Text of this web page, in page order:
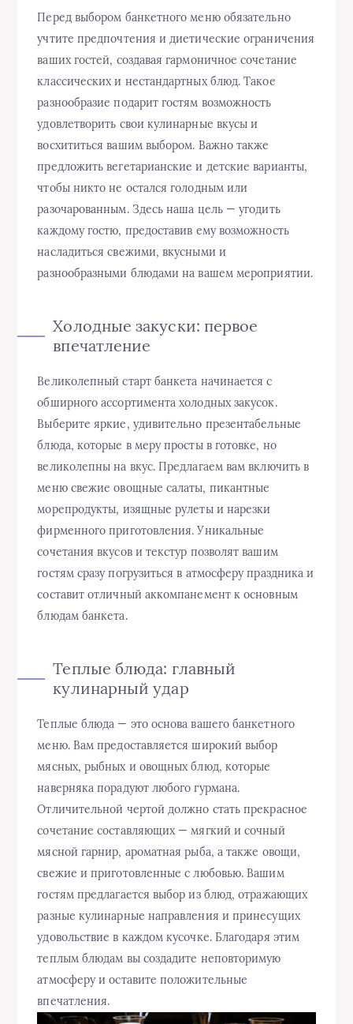
Перед выбором банкетного меню обязательно
учтите предпочтения и диетические ограничения
ваших гостей, создавая гармоничное сочетание
классических и нестандартных блюд. Такое
разнообразие подарит гостям возможность
удовлетворить свои кулинарные вкусы и
восхититься вашим выбором. Важно также
предложить вегетарианские и детские варианты,
чтобы никто не остался голодным или
разочарованным. Здесь наша цель — угодить
каждому гостю, предоставив ему возможность
насладиться свежими, вкусными и
разнообразными блюдами на вашем мероприятии.
Холодные закуски: первое
впечатление
Великолепный старт банкета начинается с
обширного ассортимента холодных закусок.
Выберите яркие, удивительно презентабельные
блюда, которые в меру просты в готовке, но
великолепны на вкус. Предлагаем вам включить в
меню свежие овощные салаты, пикантные
морепродукты, изящные рулеты и нарезки
фирменного приготовления. Уникальные
сочетания вкусов и текстур позволят вашим
гостям сразу погрузиться в атмосферу праздника и
составит отличный аккомпанемент к основным
блюдам банкета.
Теплые блюда: главный
кулинарный удар
Теплые блюда — это основа вашего банкетного
меню. Вам предоставляется широкий выбор
мясных, рыбных и овощных блюд, которые
наверняка порадуют любого гурмана.
Отличительной чертой должно стать прекрасное
сочетание составляющих — мягкий и сочный
мясной гарнир, ароматная рыба, а также овощи,
свежие и приготовленные с любовью. Вашим
гостям предлагается выбор из блюд, отражающих
разные кулинарные направления и принесущих
удовольствие в каждом кусочке. Благодаря этим
теплым блюдам вы создадите неповторимую
атмосферу и оставите положительные
впечатления.